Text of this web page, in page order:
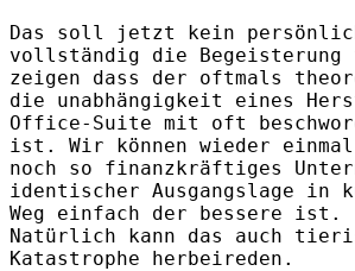
Das soll jetzt kein
vollständig die
zeigen dass der oftmals
die unabhängigkeit eines
Office-Suite mit oft
ist. Wir können wieder einmal
noch so finanzkräftiges
identischer Ausgangslage
Weg einfach der bessere ist.
Natürlich kann das auch
Katastrophe herbeireden.